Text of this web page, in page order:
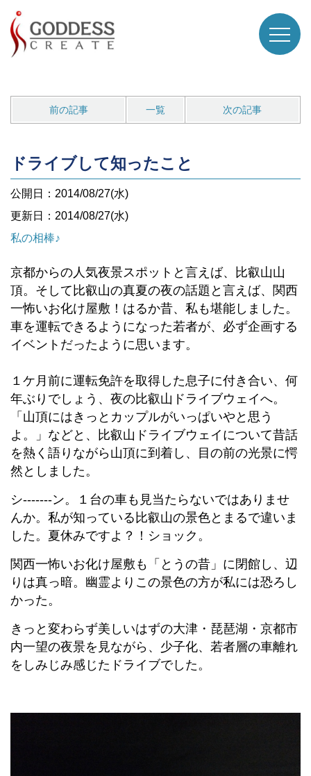
前の記事 一覧 次の記事
ドライブして知ったこと
公開日：2014/08/27(水)
更新日：2014/08/27(水)
私の相棒♪
京都からの人気夜景スポットと言えば、比叡山山
頂。そして比叡山の真夏の夜の話題と言えば、関西
一怖いお化け屋敷！はるか昔、私も堪能しました。
車を運転できるようになった若者が、必ず企画する
イベントだったように思います。
１ケ月前に運転免許を取得した息子に付き合い、何
年ぶりでしょう、夜の比叡山ドライブウェイへ。
「山頂にはきっとカップルがいっぱいやと思う
よ。」などと、比叡山ドライブウェイについて昔話
を熱く語りながら山頂に到着し、目の前の光景に愕
然としました。
シ-------ン。１台の車も見当たらないではありませ
んか。私が知っている比叡山の景色とまるで違いま
した。夏休みですよ？！ショック。
関西一怖いお化け屋敷も「とうの昔」に閉館し、辺
りは真っ暗。幽霊よりこの景色の方が私には恐ろし
かった。
きっと変わらず美しいはずの大津・琵琶湖・京都市
内一望の夜景を見ながら、少子化、若者層の車離れ
をしみじみ感じたドライブでした。